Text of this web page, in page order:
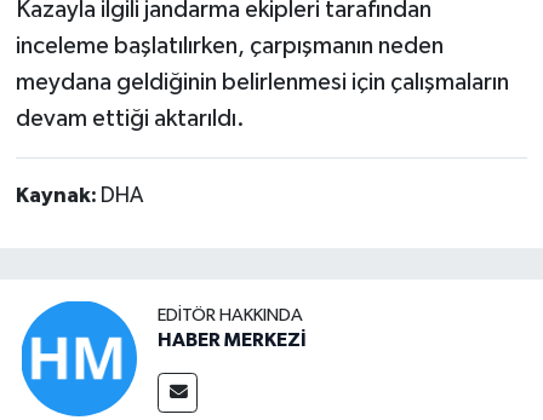
Kazayla ilgili jandarma ekipleri tarafından
inceleme başlatılırken, çarpışmanın neden
meydana geldiğinin belirlenmesi için çalışmaların
devam ettiği aktarıldı.
Kaynak: DHA
EDITÖR HAKKINDA
HABER MERKEZİ